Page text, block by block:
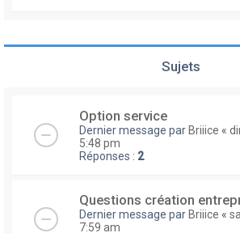
Sujets
Option service
Dernier message parBriiice «
5:48 pm
Réponses : 2
Questions création
Dernier message parBriiice «
7:59 am